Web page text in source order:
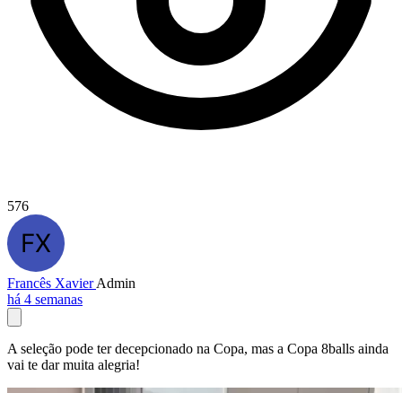
576
Francês XavierAdmin
há 4 semanas
A seleção pode ter decepcionado na Copa, mas a Copa 8balls ainda
vai te dar muita alegria!